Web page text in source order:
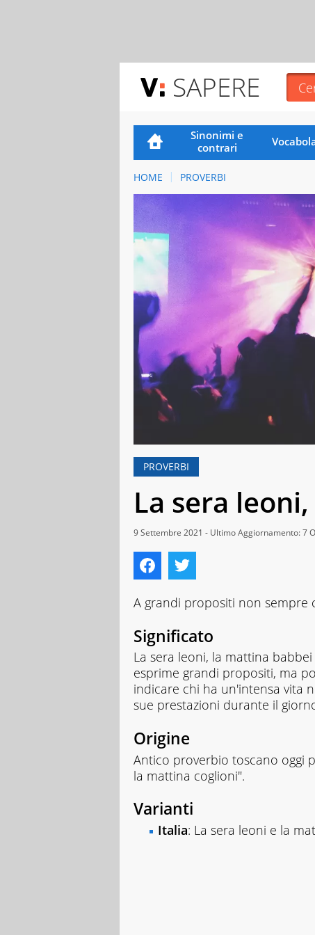
SAPERE
Sinonimi e
contrari
HOME PROVERBI
PROVERBI
La sera
9 Settembre 2021 - Ultimo Aggiornamento: 7
A grandi propositi non
Significato
La sera leoni, la mattina
esprime grandi propositi, ma
indicare chi ha un'intensa vita
sue prestazioni durante il
Origine
Antico proverbio toscano oggi
la mattina coglioni".
Varianti
Italia: La sera leoni e la